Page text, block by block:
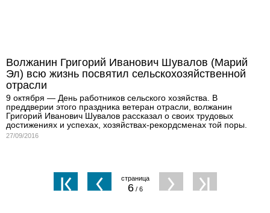
Волжанин Григорий Иванович Шувалов (Марий
Эл) всю жизнь посвятил сельскохозяйственной
отрасли
9 октября — День работников сельского хозяйства. В
преддверии этого праздника ветеран отрасли, волжанин
Григорий Иванович Шувалов рассказал о своих трудовых
достижениях и успехах, хозяйствах-рекордсменах той поры.
27/09/2016
6/ 6